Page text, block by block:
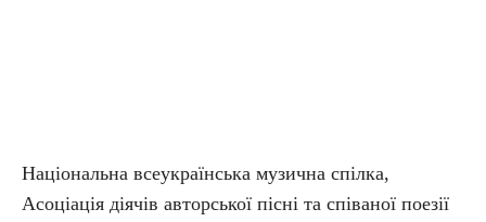
Національна всеукраїнська музична спілка,
Асоціація діячів авторської пісні та співаної поезії